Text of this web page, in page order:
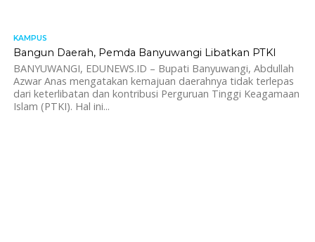
KAMPUS
Bangun Daerah, Pemda Banyuwangi Libatkan PTKI
BANYUWANGI, EDUNEWS.ID – Bupati Banyuwangi, Abdullah
Azwar Anas mengatakan kemajuan daerahnya tidak terlepas
dari keterlibatan dan kontribusi Perguruan Tinggi Keagamaan
Islam (PTKI). Hal ini...